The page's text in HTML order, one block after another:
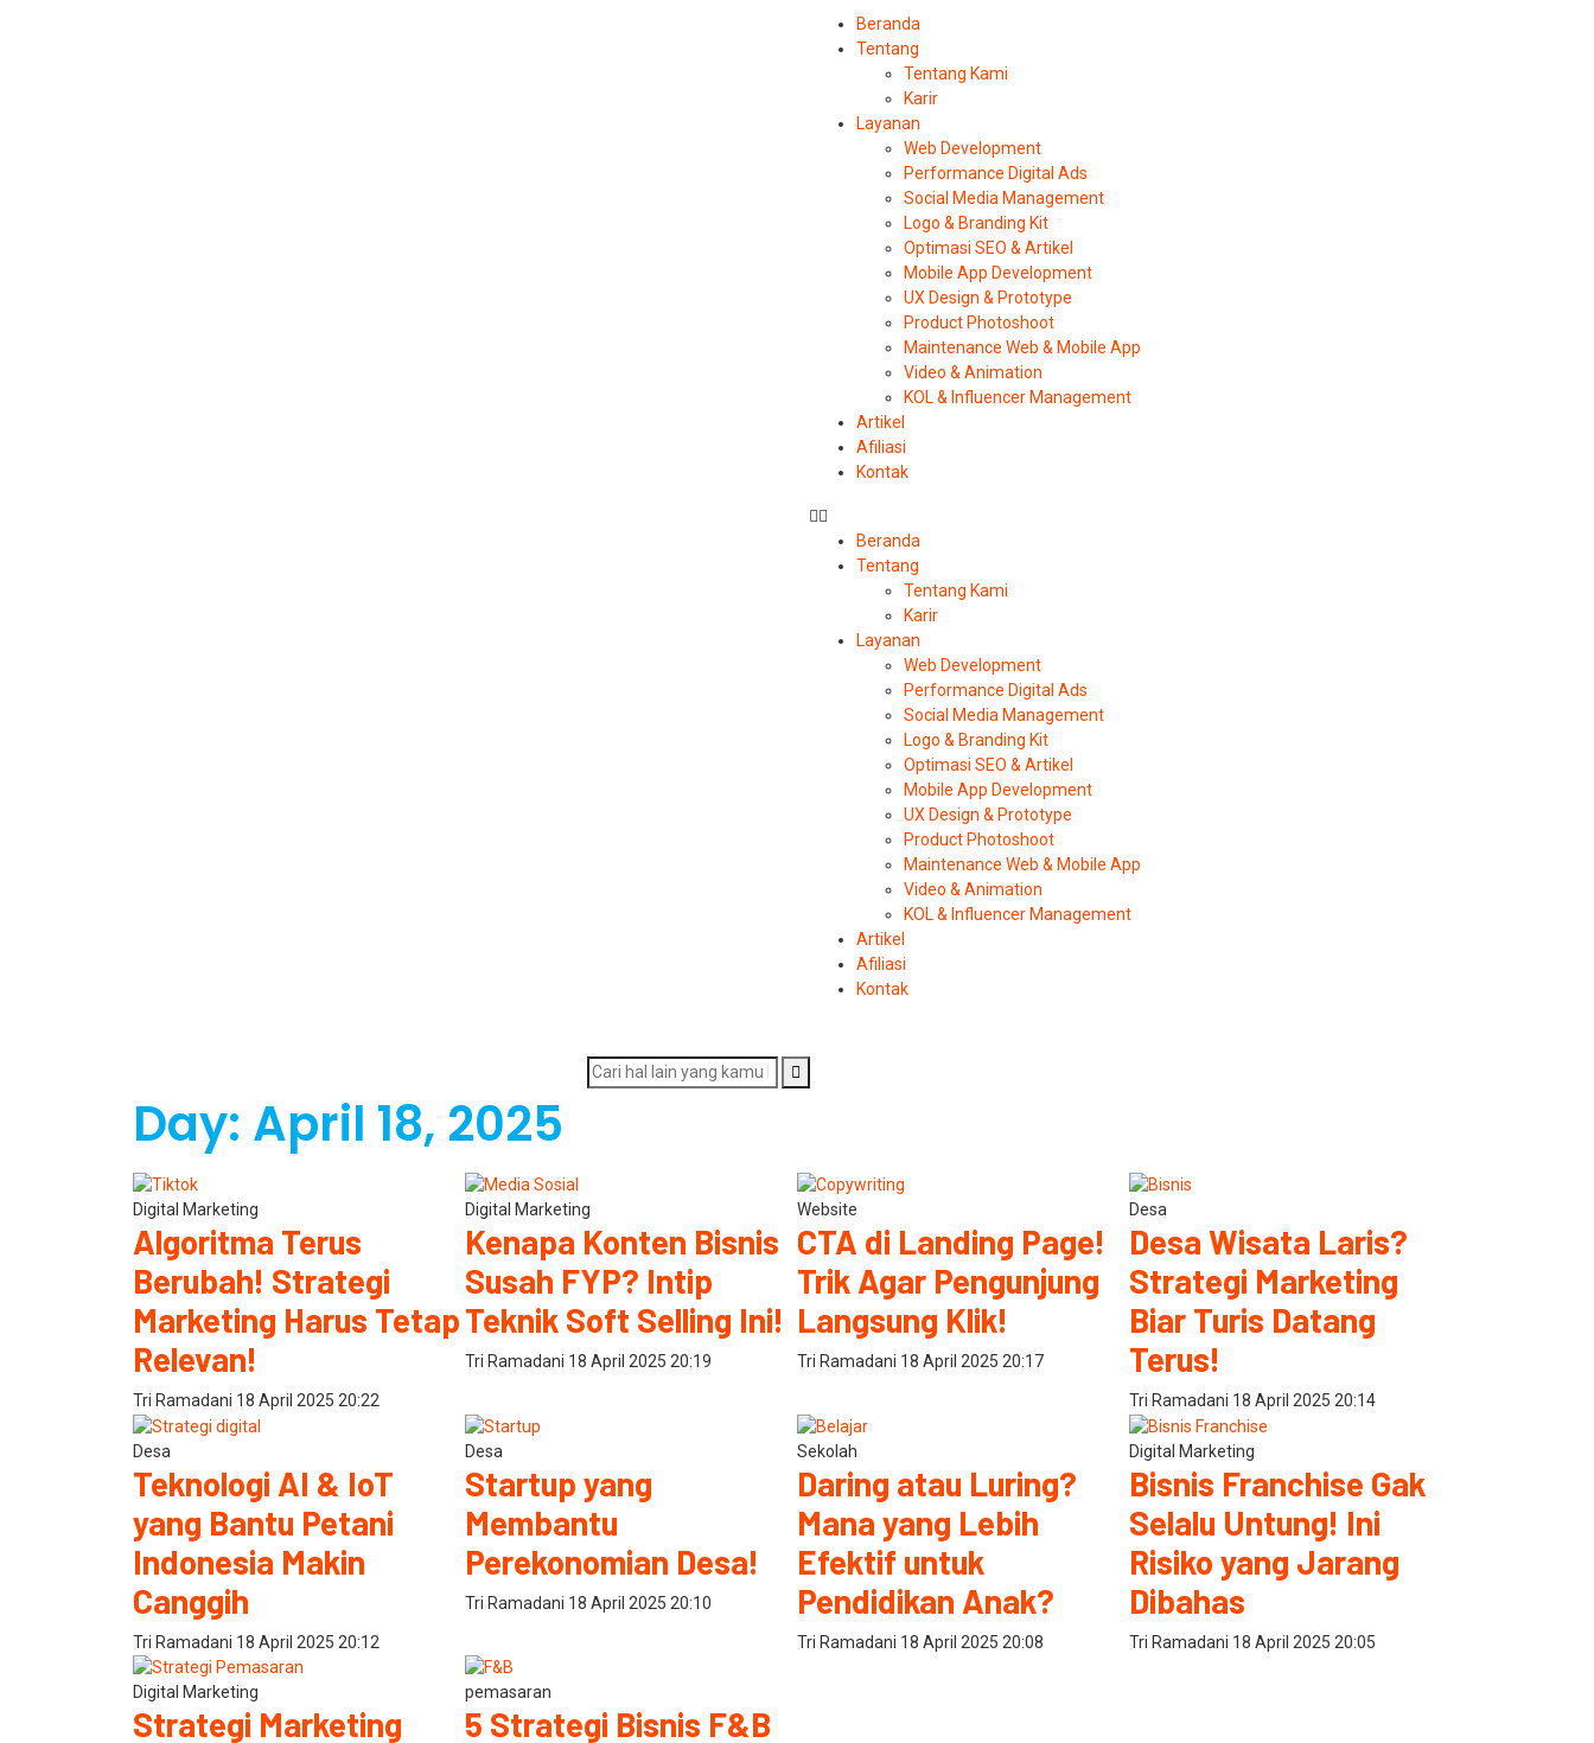
Beranda
Tentang
Tentang Kami
Karir
Layanan
Web Development
Performance Digital Ads
Social Media Management
Logo & Branding Kit
Optimasi SEO & Artikel
Mobile App Development
UX Design & Prototype
Product Photoshoot
Maintenance Web & Mobile App
Video & Animation
KOL & Influencer Management
Artikel
Afiliasi
Kontak
Beranda
Tentang
Tentang Kami
Karir
Layanan
Web Development
Performance Digital Ads
Social Media Management
Logo & Branding Kit
Optimasi SEO & Artikel
Mobile App Development
UX Design & Prototype
Product Photoshoot
Maintenance Web & Mobile App
Video & Animation
KOL & Influencer Management
Artikel
Afiliasi
Kontak
Day: April 18, 2025
Digital Marketing
Algoritma Terus
Berubah! Strategi
Marketing Harus Tetap
Relevan!
Tri Ramadani 18 April 2025 20:22
Digital Marketing
Kenapa Konten Bisnis
Susah FYP? Intip
Teknik Soft Selling Ini!
Tri Ramadani 18 April 2025 20:19
Website
CTA di Landing Page!
Trik Agar Pengunjung
Langsung Klik!
Tri Ramadani 18 April 2025 20:17
Desa
Desa Wisata Laris?
Strategi Marketing
Biar Turis Datang
Terus!
Tri Ramadani 18 April 2025 20:14
Desa
Teknologi AI & IoT
yang Bantu Petani
Indonesia Makin
Canggih
Tri Ramadani 18 April 2025 20:12
Desa
Startup yang
Membantu
Perekonomian Desa!
Tri Ramadani 18 April 2025 20:10
Sekolah
Daring atau Luring?
Mana yang Lebih
Efektif untuk
Pendidikan Anak?
Tri Ramadani 18 April 2025 20:08
Digital Marketing
Bisnis Franchise Gak
Selalu Untung! Ini
Risiko yang Jarang
Dibahas
Tri Ramadani 18 April 2025 20:05
Digital Marketing
Strategi Marketing
pemasaran
5 Strategi Bisnis F&B